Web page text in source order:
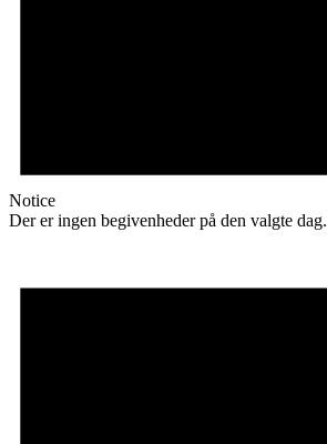
Notice
Der er ingen begivenheder på den valgte dag.